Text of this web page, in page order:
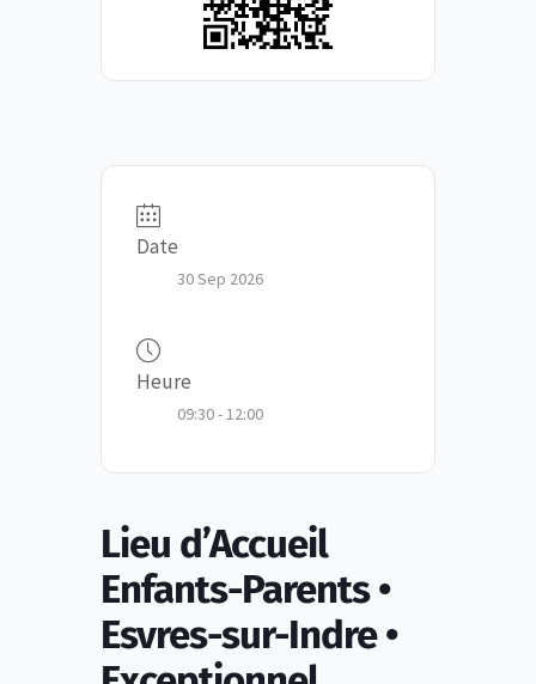
Date
30 Sep 2026
Heure
09:30 - 12:00
Lieu d’Accueil
Enfants-Parents •
Esvres-sur-Indre •